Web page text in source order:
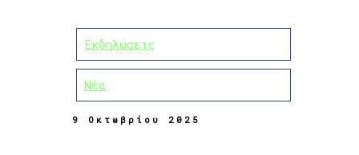
Εκδηλώσεις
Νέα
9 Οκτωβρίου 2025